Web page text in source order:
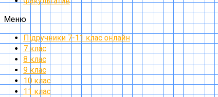
Меню
Підручники 7-11 клас онлайн
7 клас
8 клас
9 клас
10 клас
11 клас